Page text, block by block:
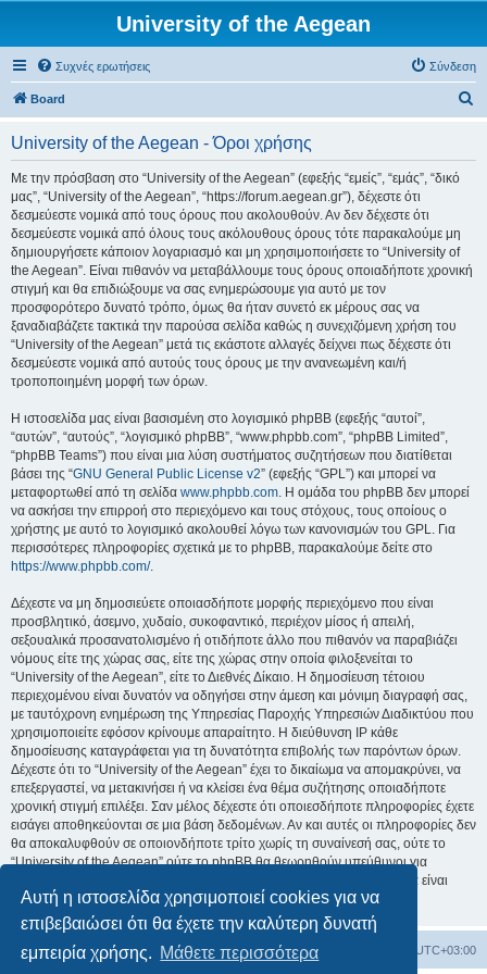
Αυτή η ιστοσελίδα χρησιμοποιεί cookies για να
επιβεβαιώσει ότι θα έχετε την καλύτερη δυνατή
εμπειρία χρήσης. Μάθετε περισσότερα
University of the Aegean
Συχνές ερωτήσεις Σύνδεση
Board
University of the Aegean - Όροι χρήσης
Με την πρόσβαση στο “University of the Aegean” (εφεξής “εμείς”, “εμάς”, “δικό
μας”, “University of the Aegean”, “https://forum.aegean.gr”), δέχεστε ότι
δεσμεύεστε νομικά από τους όρους που ακολουθούν. Αν δεν δέχεστε ότι
δεσμεύεστε νομικά από όλους τους ακόλουθους όρους τότε παρακαλούμε μη
δημιουργήσετε κάποιον λογαριασμό και μη χρησιμοποιήσετε το “University of
the Aegean”. Είναι πιθανόν να μεταβάλλουμε τους όρους οποιαδήποτε χρονική
στιγμή και θα επιδιώξουμε να σας ενημερώσουμε για αυτό με τον
προσφορότερο δυνατό τρόπο, όμως θα ήταν συνετό εκ μέρους σας να
ξαναδιαβάζετε τακτικά την παρούσα σελίδα καθώς η συνεχιζόμενη χρήση του
“University of the Aegean” μετά τις εκάστοτε αλλαγές δείχνει πως δέχεστε ότι
δεσμεύεστε νομικά από αυτούς τους όρους με την ανανεωμένη και/ή
τροποποιημένη μορφή των όρων.
Η ιστοσελίδα μας είναι βασισμένη στο λογισμικό phpBB (εφεξής “αυτοί”,
“αυτών”, “αυτούς”, “λογισμικό phpBB”, “www.phpbb.com”, “phpBB Limited”,
“phpBB Teams”) που είναι μια λύση συστήματος συζητήσεων που διατίθεται
βάσει της “GNU General Public License v2” (εφεξής “GPL”) και μπορεί να
μεταφορτωθεί από τη σελίδα www.phpbb.com. Η ομάδα του phpBB δεν μπορεί
να ασκήσει την επιρροή στο περιεχόμενο και τους στόχους, τους οποίους ο
χρήστης με αυτό το λογισμικό ακολουθεί λόγω των κανονισμών του GPL. Για
περισσότερες πληροφορίες σχετικά με το phpBB, παρακαλούμε δείτε στο
https://www.phpbb.com/.
Δέχεστε να μη δημοσιεύετε οποιασδήποτε μορφής περιεχόμενο που είναι
προσβλητικό, άσεμνο, χυδαίο, συκοφαντικό, περιέχον μίσος ή απειλή,
σεξουαλικά προσανατολισμένο ή οτιδήποτε άλλο που πιθανόν να παραβιάζει
νόμους είτε της χώρας σας, είτε της χώρας στην οποία φιλοξενείται το
“University of the Aegean”, είτε το Διεθνές Δίκαιο. Η δημοσίευση τέτοιου
περιεχομένου είναι δυνατόν να οδηγήσει στην άμεση και μόνιμη διαγραφή σας,
με ταυτόχρονη ενημέρωση της Υπηρεσίας Παροχής Υπηρεσιών Διαδικτύου που
χρησιμοποιείτε εφόσον κρίνουμε απαραίτητο. Η διεύθυνση IP κάθε
δημοσίευσης καταγράφεται για τη δυνατότητα επιβολής των παρόντων όρων.
Δέχεστε ότι το “University of the Aegean” έχει το δικαίωμα να απομακρύνει, να
επεξεργαστεί, να μετακινήσει ή να κλείσει ένα θέμα συζήτησης οποιαδήποτε
χρονική στιγμή επιλέξει. Σαν μέλος δέχεστε ότι οποιεσδήποτε πληροφορίες έχετε
εισάγει αποθηκεύονται σε μια βάση δεδομένων. Αν και αυτές οι πληροφορίες δεν
θα αποκαλυφθούν σε οποιονδήποτε τρίτο χωρίς τη συναίνεσή σας, ούτε το
“University of the Aegean” ούτε το phpBB θα θεωρηθούν υπεύθυνοι για
οποιαδήποτε απόπειρα ηλεκτρονικής εισβολής ή παραβίασης η οποία είναι
δυνατόν να οδηγήσει σε απώλεια αυτών των δεδομένων.
Board Όλοι οι χρόνοι είναι UTC+03:00
Διαγραφή cookies